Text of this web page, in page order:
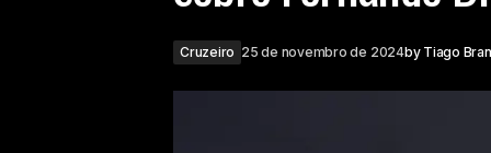
Cruzeiro 25 de novembro de 2024by Tiago